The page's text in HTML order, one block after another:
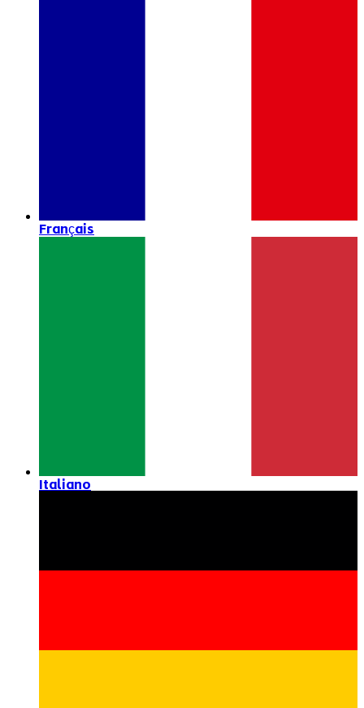
Français
Italiano